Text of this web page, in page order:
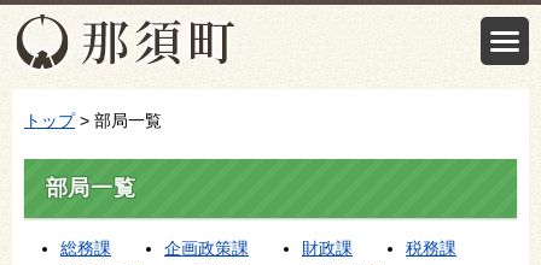
トップ> 部局一覧
部局一覧
総務課 企画政策課 財政課
税務課